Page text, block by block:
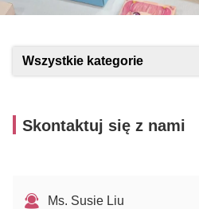
Wszystkie kategorie
Skontaktuj się z nami
Ms. Susie Liu